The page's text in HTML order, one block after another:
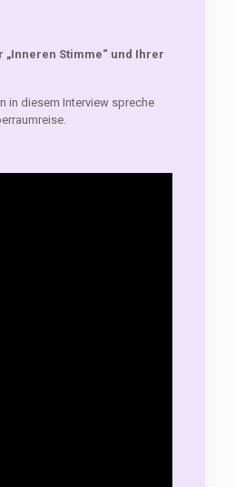
Stimme“ und Ihrer
in diesem Interview spreche